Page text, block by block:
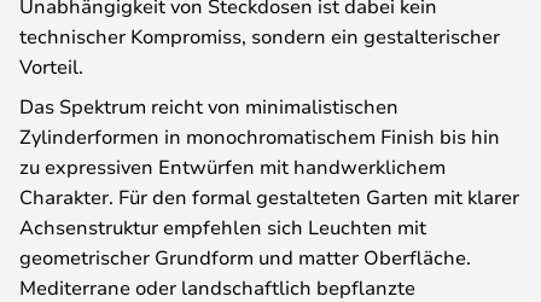
technischer Kompromiss, sondern ein gestalterischer
Vorteil.
Das Spektrum reicht von minimalistischen
Zylinderformen in monochromatischem Finish bis hin
zu expressiven Entwürfen mit handwerklichem
Charakter. Für den formal gestalteten Garten mit klarer
Achsenstruktur empfehlen sich Leuchten mit
geometrischer Grundform und matter Oberfläche.
Mediterrane oder landschaftlich bepflanzte